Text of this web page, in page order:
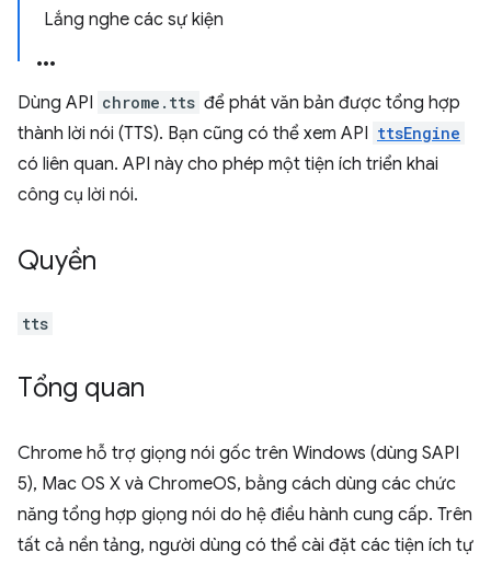
Lắng nghe các sự kiện
Dùng API chrome.tts để phát văn bản được tổng hợp
thành lời nói (TTS). Bạn cũng có thể xem API ttsEngine
có liên quan. API này cho phép một tiện ích triển khai
công cụ lời nói.
Quyền
tts
Tổng quan
Chrome hỗ trợ giọng nói gốc trên Windows (dùng SAPI
5), Mac OS X và ChromeOS, bằng cách dùng các chức
năng tổng hợp giọng nói do hệ điều hành cung cấp. Trên
tất cả nền tảng, người dùng có thể cài đặt các tiện ích tự